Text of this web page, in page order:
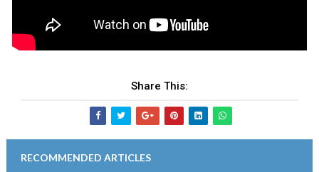
Share This:
RECOMMENDED ARTICLES